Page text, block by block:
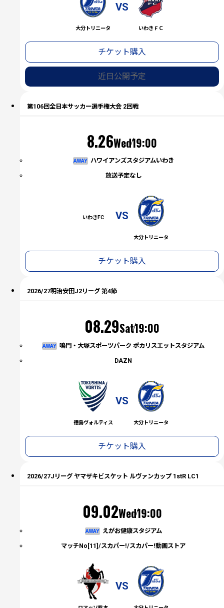
大分トリニータ いわきＦＣ
VS
チケット購入
近日公開予定
第106回全日本サッカー選手権大会 2回戦
8.26
（木）
Wed19:00
AWAY ハワイアンズスタジアムいわき
放送予定なし
いわきFC
大分トリニータ
VS
チケット購入
2026/27明治安田J2リーグ 第4節
08.29
（土）
Sat19:00
AWAY 鳴門・大塚スポーツパーク ポカリスエットスタジアム
DAZN
徳島ヴォルティス 大分トリニータ
VS
チケット購入
2026/27Jリーグ ヤマザキビスケット ルヴァンカップ 1stR LC1
09.02
（水）Wed19:00
AWAY
えがお健康スタジアム
マッチNo[11]/スカパー!/スカパー!動画ストア
VS